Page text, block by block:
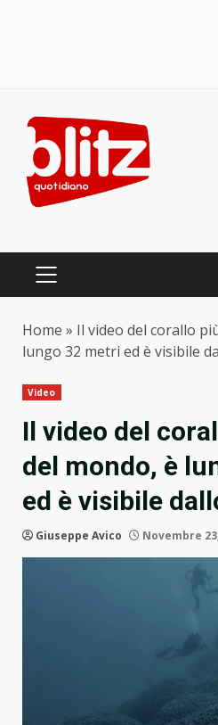
content
PRIMARY
Home » Il video del corallo
lungo 32 metri ed è visibile
Video
Il video del
del mondo, è
ed è visibile
Giuseppe Avico Novembre